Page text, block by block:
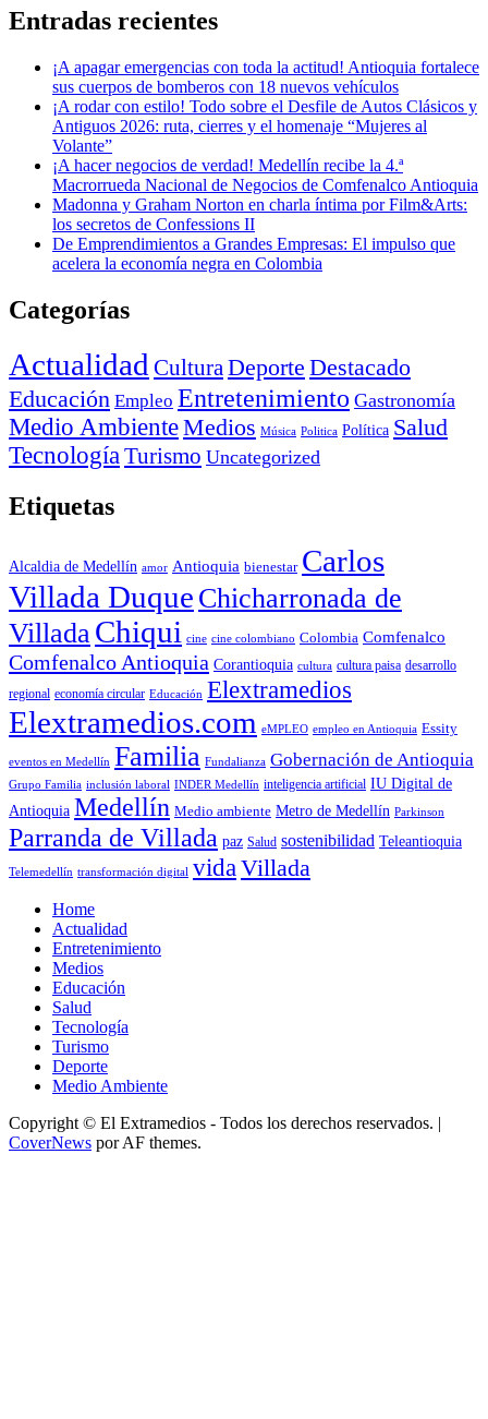
Entradas recientes
¡A apagar emergencias con toda la actitud! Antioquia fortalece
sus cuerpos de bomberos con 18 nuevos vehículos
¡A rodar con estilo! Todo sobre el Desfile de Autos Clásicos y
Antiguos 2026: ruta, cierres y el homenaje “Mujeres al
Volante”
¡A hacer negocios de verdad! Medellín recibe la 4.ª
Macrorrueda Nacional de Negocios de Comfenalco Antioquia
Madonna y Graham Norton en charla íntima por Film&Arts:
los secretos de Confessions II
De Emprendimientos a Grandes Empresas: El impulso que
acelera la economía negra en Colombia
Categorías
Actualidad Cultura Deporte Destacado
Educación Empleo Entretenimiento Gastronomía
Medio AmbienteMedios Música Politica Política Salud
Tecnología Turismo Uncategorized
Etiquetas
Alcaldia de Medellín amor Antioquia bienestar Carlos
Villada Duque Chicharronada de
Villada Chiqui cine cine colombiano Colombia Comfenalco
Comfenalco Antioquia Corantioquia cultura cultura paisa desarrollo
regional economía circular Educación Elextramedios
Elextramedios.com eMPLEO empleo en Antioquia Essity
eventos en Medellín Familia Fundalianza Gobernación de Antioquia
Grupo Familia inclusión laboral INDER Medellín inteligencia artificial IU Digital de
Antioquia Medellín Medio ambiente Metro de Medellín Parkinson
Parranda de Villada paz Salud sostenibilidad Teleantioquia
Telemedellín transformación digital vida Villada
Home
Actualidad
Entretenimiento
Medios
Educación
Salud
Tecnología
Turismo
Deporte
Medio Ambiente
Copyright © El Extramedios - Todos los derechos reservados. |
CoverNews por AF themes.